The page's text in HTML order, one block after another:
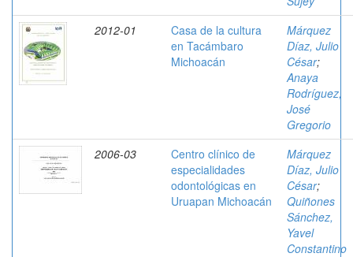
2012-01
Casa de la cultura
en Tacámbaro
Michoacán
Márquez
Díaz, Julio
César;
Anaya
Rodríguez,
José
Gregorio
2006-03
Centro clínico de
especialidades
odontológicas en
Uruapan Michoacán
Márquez
Díaz, Julio
César;
Quiñones
Sánchez,
Yavel
Constantino